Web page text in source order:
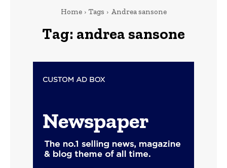
Home Tags Andrea sansone
Tag: andrea sansone